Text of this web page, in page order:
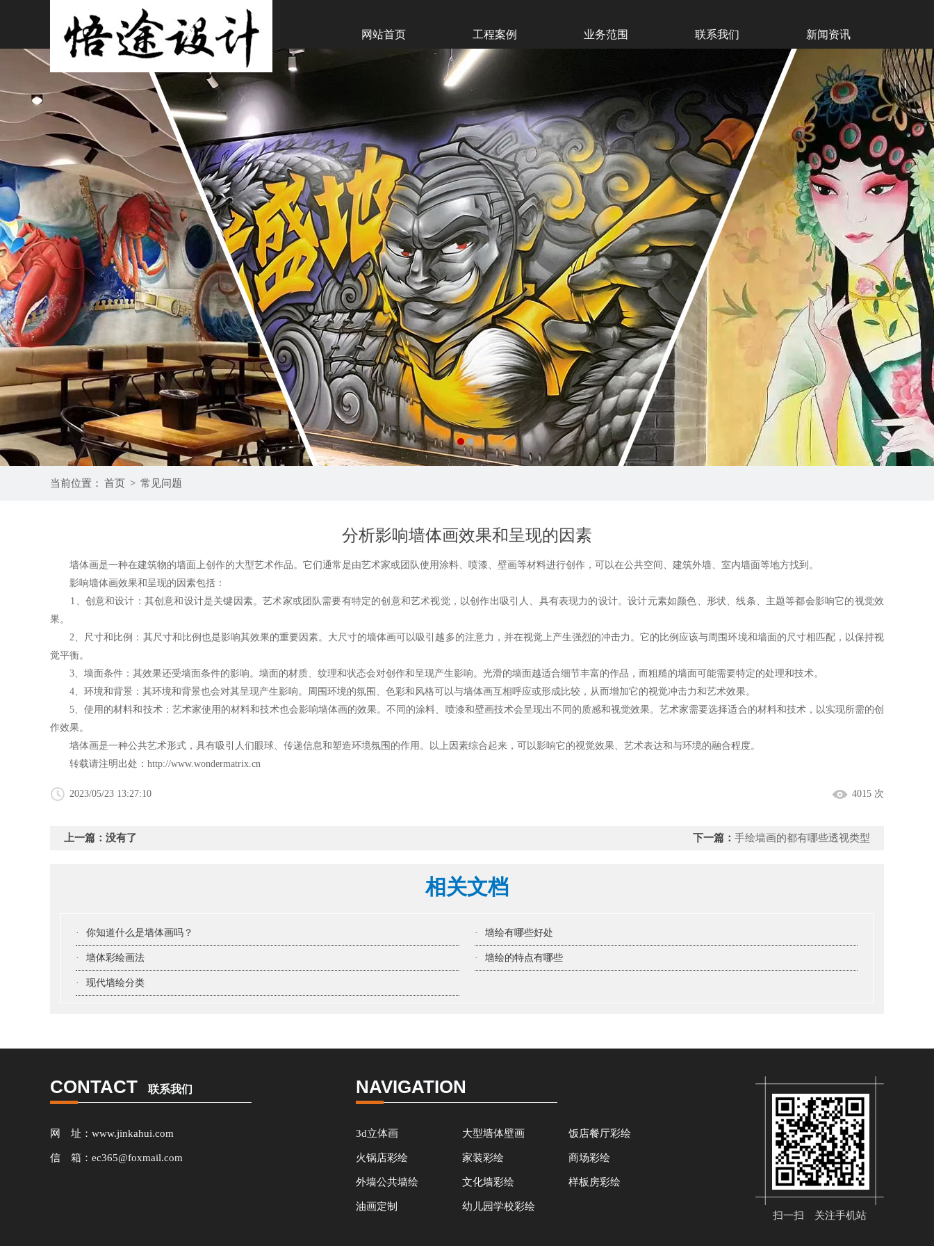
网站首页 工程案例 业务范围 联系我们 新闻资讯
当前位置： 首页 > 常见问题
分析影响墙体画效果和呈现的因素
墙体画是一种在建筑物的墙面上创作的大型艺术作品。它们通常是由艺术家或团队使用涂料、喷漆、壁画等材料进行创作，可以在公共空间、建筑外墙、室内墙面等地方找到。
影响墙体画效果和呈现的因素包括：
1、创意和设计：其创意和设计是关键因素。艺术家或团队需要有特定的创意和艺术视觉，以创作出吸引人、具有表现力的设计。设计元素如颜色、形状、线条、主题等都会影响它的视觉效
果。
2、尺寸和比例：其尺寸和比例也是影响其效果的重要因素。大尺寸的墙体画可以吸引越多的注意力，并在视觉上产生强烈的冲击力。它的比例应该与周围环境和墙面的尺寸相匹配，以保持视
觉平衡。
3、墙面条件：其效果还受墙面条件的影响。墙面的材质、纹理和状态会对创作和呈现产生影响。光滑的墙面越适合细节丰富的作品，而粗糙的墙面可能需要特定的处理和技术。
4、环境和背景：其环境和背景也会对其呈现产生影响。周围环境的氛围、色彩和风格可以与墙体画互相呼应或形成比较，从而增加它的视觉冲击力和艺术效果。
5、使用的材料和技术：艺术家使用的材料和技术也会影响墙体画的效果。不同的涂料、喷漆和壁画技术会呈现出不同的质感和视觉效果。艺术家需要选择适合的材料和技术，以实现所需的创
作效果。
墙体画是一种公共艺术形式，具有吸引人们眼球、传递信息和塑造环境氛围的作用。以上因素综合起来，可以影响它的视觉效果、艺术表达和与环境的融合程度。
转载请注明出处： http://www.wondermatrix.cn
2023/05/23 13:27:10 4015 次
上一篇：没有了 下一篇： 手绘墙画的都有哪些透视类型
相关文档
· 你知道什么是墙体画吗？ · 墙绘有哪些好处
· 墙体彩绘画法 · 墙绘的特点有哪些
· 现代墙绘分类
CONTACT 联系我们
网 址：www.jinkahui.com
信 箱：ec365@foxmail.com
NAVIGATION
3d立体画 大型墙体壁画 饭店餐厅彩绘
火锅店彩绘 家装彩绘 商场彩绘
外墙公共墙绘 文化墙彩绘 样板房彩绘
油画定制
幼儿园学校彩绘
扫一扫 关注手机站